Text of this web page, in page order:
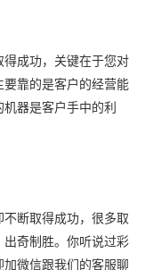
成功，关键在于您对
要靠的是客户的经营能
器是客户手中的利
断取得成功，很多取
奇制胜。你听说过彩
微信跟我们的客服聊